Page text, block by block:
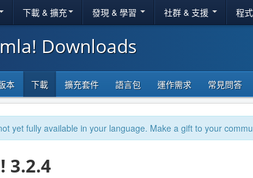
下載 & 擴充 發現 & 學習 社群 & 支援 程
Downloads
本 下載 擴充套件 語言包 運作需求 常見問答
yet fully available in your language. Make a gift to your
3.2.4